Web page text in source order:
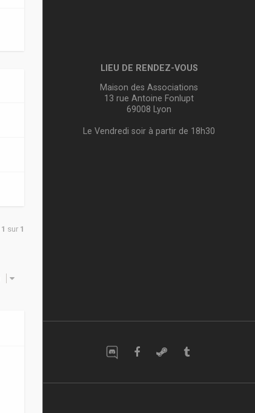
1 sur 1
LIEU DE RENDEZ-VOUS
Maison des Associations
13 rue Antoine Fonlupt
69008 Lyon
Le Vendredi soir à partir de 18h30